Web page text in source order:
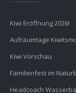
Kiwi Eröffnung 2026!
Aufräumtage
Kiwi Vorschau
Familienfest im
Headcoach